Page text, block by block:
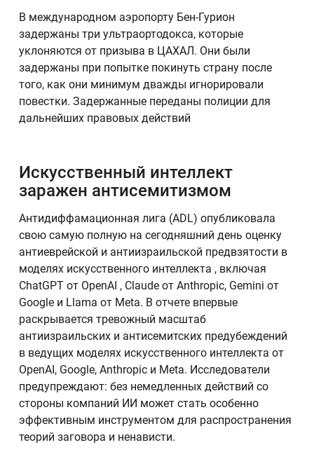
В международном аэропорту Бен-Гурион
задержаны три ультраортодокса, которые
уклоняются от призыва в ЦАХАЛ. Они были
задержаны при попытке покинуть страну после
того, как они минимум дважды игнорировали
повестки. Задержанные переданы полиции для
дальнейших правовых действий
Искусственный интеллект
заражен антисемитизмом
Антидиффамационная лига (ADL) опубликовала
свою самую полную на сегодняшний день оценку
антиеврейской и антиизраильской предвзятости в
моделях искусственного интеллекта , включая
ChatGPT от OpenAI , Claude от Anthropic, Gemini от
Google и Llama от Meta. В отчете впервые
раскрывается тревожный масштаб
антиизраильских и антисемитских предубеждений
в ведущих моделях искусственного интеллекта от
OpenAI, Google, Anthropic и Meta. Исследователи
предупреждают: без немедленных действий со
стороны компаний ИИ может стать особенно
эффективным инструментом для распространения
теорий заговора и ненависти.